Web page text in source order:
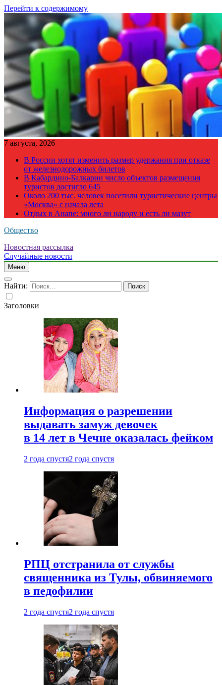
Перейти к содержимому
7 августа, 2026
В России хотят изменить размер удержания при отказе
от железнодорожных билетов
В Кабардино-Балкарии число объектов размещения
туристов достигло 645
Около 200 тыс. человек посетили туристические центры
«Москва» с начала лета
Отдых в Анапе: много ли народу и есть ли мазут
Общество
Новостная рассылка
Случайные новости
Меню
Найти:
Заголовки
Информация о разрешении
выдавать замуж девочек
в 14 лет в Чечне оказалась фейком
2 года спустя2 года спустя
РПЦ отстранила от службы
священника из Тулы, обвиняемого
в педофилии
2 года спустя2 года спустя